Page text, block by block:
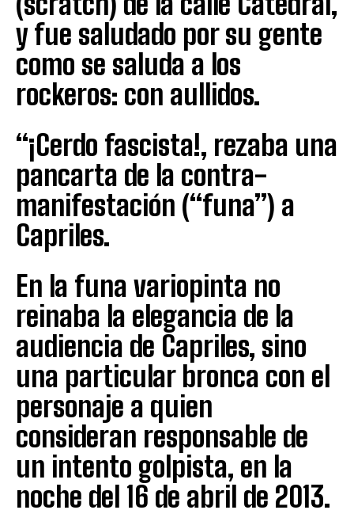
y fue saludado por su gente
como se saluda a los
rockeros: con aullidos.
“¡Cerdo fascista!, rezaba una
pancarta de la contra-
manifestación (“funa”) a
Capriles.
En la funa variopinta no
reinaba la elegancia de la
audiencia de Capriles, sino
una particular bronca con el
personaje a quien
consideran responsable de
un intento golpista, en la
noche del 16 de abril de 2013.